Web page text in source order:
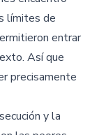
límites de
entrar
Así que
precisamente
y la